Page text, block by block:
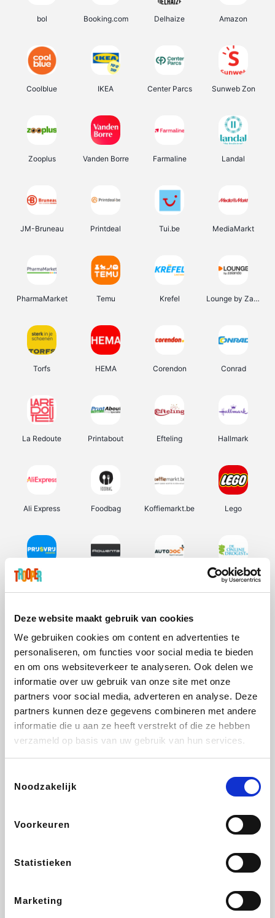
Deze website maakt gebruik van cookies
We gebruiken cookies om content en advertenties te
personaliseren, om functies voor social media te bieden
en om ons websiteverkeer te analyseren. Ook delen we
informatie over uw gebruik van onze site met onze
partners voor social media, adverteren en analyse. Deze
partners kunnen deze gegevens combineren met andere
informatie die u aan ze heeft verstrekt of die ze hebben
verzameld op basis van uw gebruik van hun services.
Noodzakelijk
Voorkeuren
Statistieken
Marketing
bol Booking.com Delhaize Amazon
Coolblue IKEA Center Parcs Sunweb Zon
Zooplus Vanden Borre Farmaline Landal
JM-Bruneau Printdeal Tui.be MediaMarkt
PharmaMarket Temu Krefel Lounge by Zalando
Torfs HEMA Corendon Conrad
La Redoute Printabout Efteling Hallmark
Ali Express Foodbag Koffiemarkt.be Lego
Prijsvrij De Online Drogist
Vidaxl Lampenlicht.be Plopsa Adidas
All Accor
DectDirect
SupraBazar